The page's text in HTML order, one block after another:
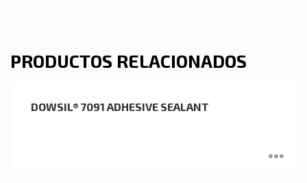
PRODUCTOS RELACIONADOS
DOWSIL® 7091 ADHESIVE SEALANT